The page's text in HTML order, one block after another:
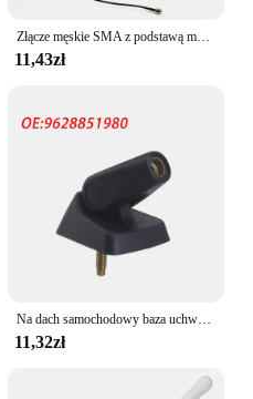
Złącze męskie SMA z podstawą magnetyczną Dwuzakresowa antena radiowa dla VHF UHF 136 174 MHz 400 470 MHz Zakres częstotliwości
11,43zł
Na dach samochodowy baza uchwyt na antenę powietrznych dla Peugeot 106 205 206 306 309 405 406 806 dla Citroen AX BX C15 Berlingo Xsara Saxo 656110
11,32zł